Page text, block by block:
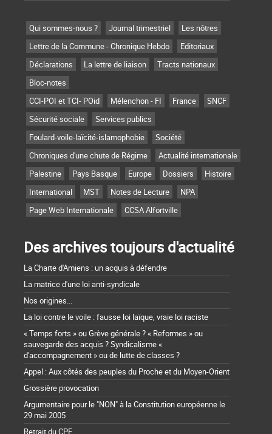
Qui sommes-nous ? Journal trimestriel
Les nôtres
Lettre de la Commune - Chronique Hebdo
Editoriaux
Déclarations
La lettre de liaison
Tracts nationaux
Bloc-notes
CCI-POI et TCI- POid
Mélenchon - FI France
SNCF
Sécurité sociale
Services publics
Foulard-voile-laïcité-islamophobie
Société
Chroniques d'une chute de Régime
Actualité internationale
Palestine
Pays Basque Europe Dossiers
Histoire
International
MST Notes de Lecture
NPA
Page Web Internationale
CCSA Alfortville
Des archives toujours d'actualité
La Charte d'Amiens : un acquis à défendre
La matrice d'une loi anti-syndicale
Nos origines...
La loi contre le voile : fausse loi laïque, vraie loi raciste
« Temps forts » ou Grève générale ? « Reformes » ou
sauvegarde des acquis ? Syndicalisme «
d'accompagnement » ou de lutte de classes ?
Appel : Aux côtés des peuples du Proche et du Moyen-Orient
Grossière provocation
Argumentaire pour le "NON" à la Constitution européenne le
29 mai 2005
Retrait du CPE